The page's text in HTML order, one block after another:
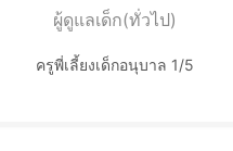
ผู้ดูแลเด็ก(ทั่วไป)
ครูพี่เลี้ยงเด็กอนุบาล 1/5